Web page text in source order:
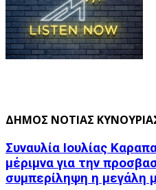
ΔΗΜΟΣ ΝΟΤΙΑΣ
Συναυλία Ιουλίας
μέριμνα για την
συμπερίληψη η μεγάλη